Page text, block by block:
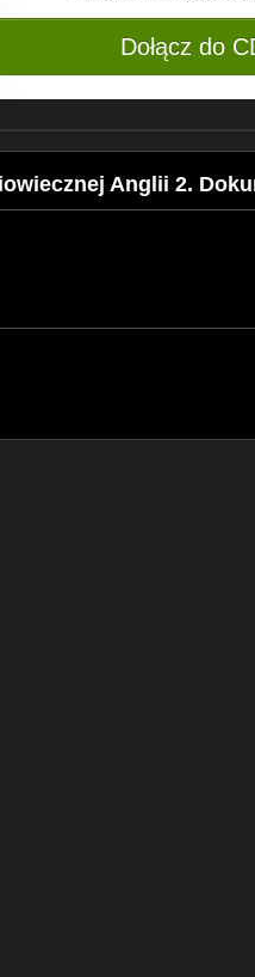
Dołącz do
Anglii 2.